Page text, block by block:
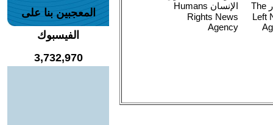
المعجبين بنا على
الفيسبوك
3,732,970